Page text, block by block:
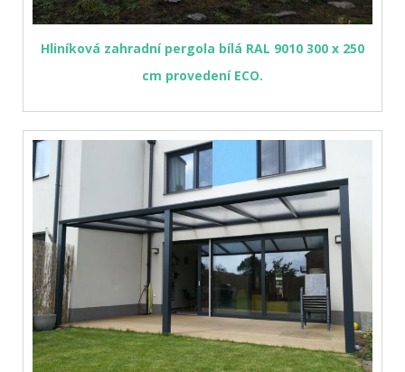
Hliníková zahradní pergola bílá RAL 9010 300 x 250
cm provedení ECO.